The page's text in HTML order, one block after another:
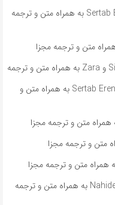
آهنگ ترکی Hani Kimi Zaman از Sertab Erener به همراه متن و ترجمه
آهنگ ترکی Every Way That I Can از Sertab Erener به همراه متن و
آهنگ آذربایجانی Dürüst Ol از Nahide Babashlı به همراه متن و ترجمه